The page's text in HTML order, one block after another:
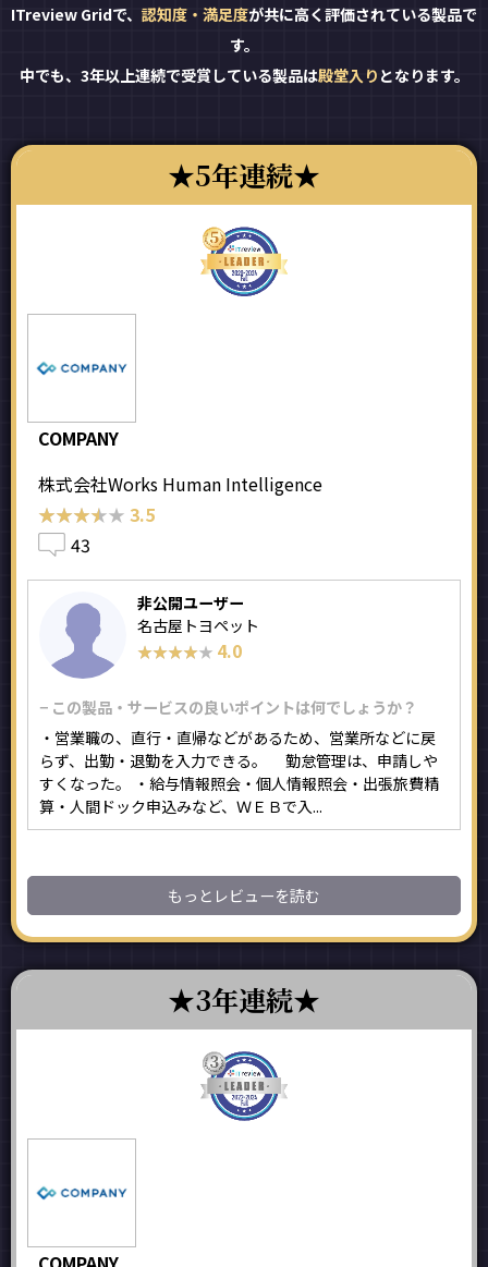
ITreview Gridで、 認知度・満足度が共に高く評価されている製品で
す。
中でも、3年以上連続で受賞している製品は殿堂入り となります。
5年連続
COMPANY
株式会社Works Human Intelligence
★★★★★
★★★★★ 3.5
43
非公開ユーザー
名古屋トヨペット
★★★★★
★★★★★ 4.0
− この製品・サービスの良いポイントは何でしょうか？
・営業職の、直行・直帰などがあるため、営業所などに戻
らず、出勤・退勤を入力できる。 勤怠管理は、申請しや
すくなった。 ・給与情報照会・個人情報照会・出張旅費精
算・人間ドック申込みなど、ＷＥＢで入...
もっとレビューを読む
3年連続